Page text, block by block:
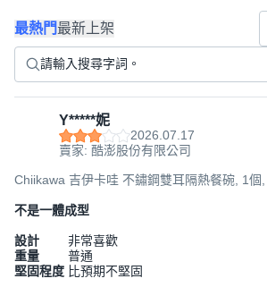
最熱門最新上架
Y*****妮
2026.07.17
賣家: 酷澎股份有限公司
Chiikawa 吉伊卡哇 不鏽鋼雙耳隔熱餐碗, 1個
不是一體成型
設計
非常喜歡
重量
普通
堅固程度 比預期不堅固